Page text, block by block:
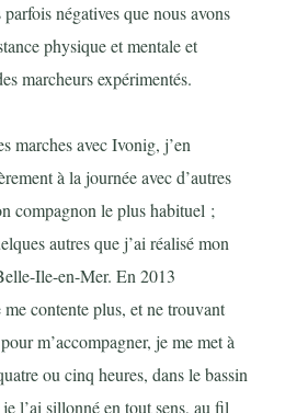
parfois négatives que nous avons
physique et mentale et
marcheurs expérimentés.
marches avec Ivonig, j’en
à la journée avec d’autres
compagnon le plus habituel ;
autres que j’ai réalisé mon
Ile-en-Mer. En 2013
me contente plus, et ne trouvant
m’accompagner, je me met à
ou cinq heures, dans le bassin
l’ai sillonné en tout sens, au fil